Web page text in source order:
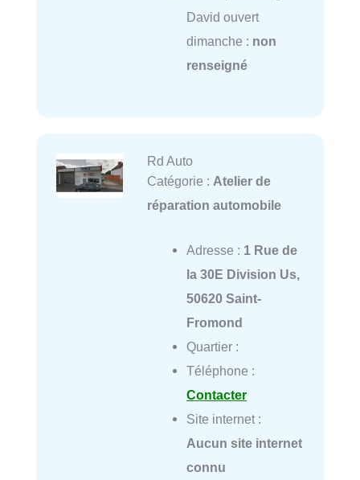
David ouvert
dimanche : non
renseigné
Rd Auto
Catégorie : Atelier de
réparation automobile
Adresse : 1 Rue de
la 30E Division Us,
50620 Saint-
Fromond
Quartier :
Téléphone :
Contacter
Site internet :
Aucun site internet
connu